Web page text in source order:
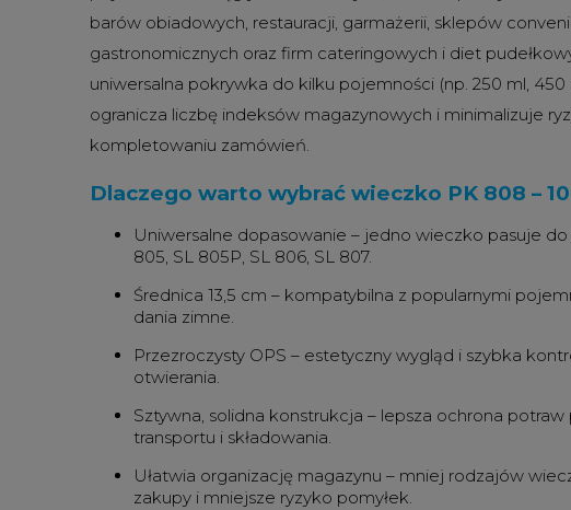
barów obiadowych, restauracji, garmażerii, sklepów
gastronomicznych oraz firm cateringowych i diet
uniwersalna pokrywka do kilku pojemności (np. 250 ml, 450
ogranicza liczbę indeksów magazynowych i minimalizuje
kompletowaniu zamówień.
Dlaczego warto wybrać wieczko PK 808 –
Uniwersalne dopasowanie – jedno wieczko pasuje
805, SL 805P, SL 806, SL 807.
Średnica 13,5 cm – kompatybilna z popularnymi
dania zimne.
Przezroczysty OPS – estetyczny wygląd i szybka
otwierania.
Sztywna, solidna konstrukcja – lepsza ochrona potraw
transportu i składowania.
Ułatwia organizację magazynu – mniej rodzajów
zakupy i mniejsze ryzyko pomyłek.